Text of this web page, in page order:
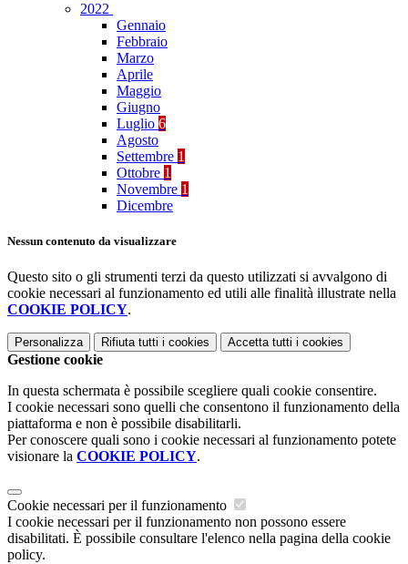
2022
Gennaio
Febbraio
Marzo
Aprile
Maggio
Giugno
Luglio 6
Agosto
Settembre 1
Ottobre 1
Novembre 1
Dicembre
Nessun contenuto da visualizzare
Questo sito o gli strumenti terzi da questo utilizzati si avvalgono di
cookie necessari al funzionamento ed utili alle finalità illustrate nella
COOKIE POLICY.
Personalizza Rifiuta tutti i cookies Accetta tutti i cookies
Gestione cookie
In questa schermata è possibile scegliere quali cookie consentire.
I cookie necessari sono quelli che consentono il funzionamento della
piattaforma e non è possibile disabilitarli.
Per conoscere quali sono i cookie necessari al funzionamento potete
visionare la COOKIE POLICY.
Cookie necessari per il funzionamento
I cookie necessari per il funzionamento non possono essere
disabilitati. È possibile consultare l'elenco nella pagina della cookie
policy.